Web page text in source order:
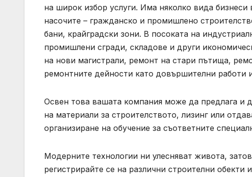
на широк избор услуги. Има няколко вида
насочите – гражданско и промишлено
бани, крайградски зони. В посоката на
промишлени сгради, складове и други
на нови магистрали, ремонт на стари пътища,
ремонтните дейности като довършителни работи
Освен това вашата компания може да предлага и
на материали за строителството, лизинг или
организиране на обучение за съответните
Модерните технологии ни улесняват живота,
регистрирайте се на различни строителни